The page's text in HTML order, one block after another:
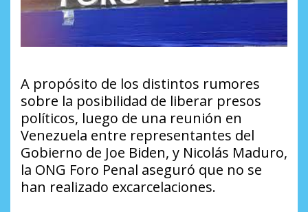
A propósito de los distintos rumores
sobre la posibilidad de liberar presos
políticos, luego de una reunión en
Venezuela entre representantes del
Gobierno de Joe Biden, y Nicolás Maduro,
la ONG Foro Penal aseguró que no se
han realizado excarcelaciones.